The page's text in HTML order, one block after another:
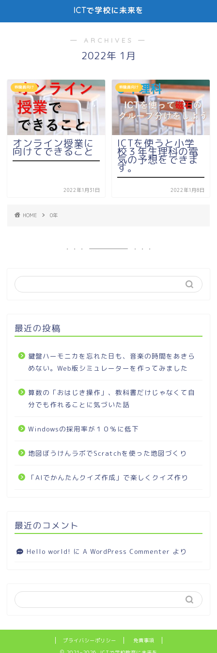
ICTで学校に未来を
― ARCHIVES ―
2022年 1月
教職員向け
オンライン授業に
向けてできること
2022年1月31日
教職員向け
ICTを使うと小学
校３年生理科の電
気の予想をできま
す。
2022年1月8日
HOME 0年
最近の投稿
鍵盤ハーモニカを忘れた日も、音楽の時間をあきら
めない。Web版シミュレーターを作ってみました
算数の「おはじき操作」、教科書だけじゃなくて自
分でも作れることに気づいた話
Windowsの採用率が１０％に低下
地図ぼうけんラボでScratchを使った地図づくり
「AIでかんたんクイズ作成」で楽しくクイズ作り
最近のコメント
Hello world! に A WordPress Commenter より
プライバシーポリシー
免責事項